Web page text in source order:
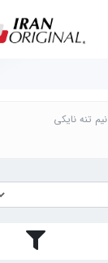
نیم تنه نایکی